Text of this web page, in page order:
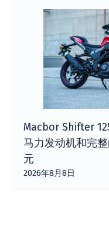
Macbor Shifter
马力发动机和完
元
2026年8月8日